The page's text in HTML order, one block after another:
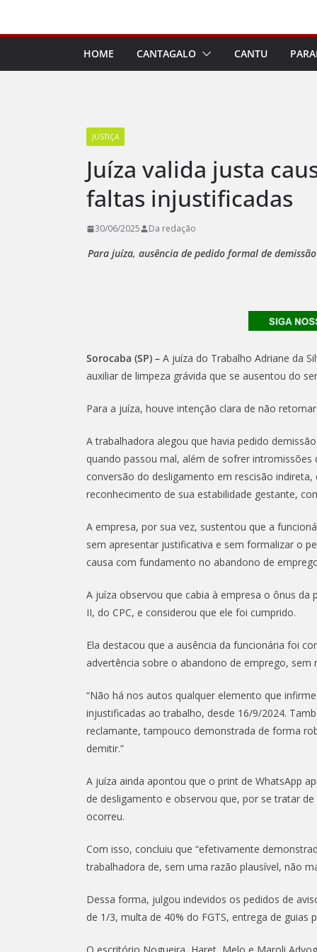
conteúdo
HOME CANTAGALO CANTU
JUSTIÇA
Juíza valida justa
faltas injustificadas
30/06/2025 Da redação
Para juíza, ausência de pedido formal de
Sorocaba (SP) – A juíza do Trabalho Adriane da
auxiliar de limpeza grávida que se ausentou do
Para a juíza, houve intenção clara de não
A trabalhadora alegou que havia pedido
quando passou mal, além de sofrer intromissões
conversão do desligamento em rescisão
reconhecimento de sua estabilidade gestante,
A empresa, por sua vez, sustentou que a
sem apresentar justificativa e sem formalizar o
causa com fundamento no abandono de
A juíza observou que cabia à empresa o ônus
II, do CPC, e considerou que ele foi cumprido.
Ela destacou que a ausência da funcionária foi
advertência sobre o abandono de emprego, sem
“Não há nos autos qualquer elemento que
injustificadas ao trabalho, desde 16/9/2024.
reclamante, tampouco demonstrada de forma
demitir.”
A juíza ainda apontou que o print de WhatsApp
de desligamento e observou que, por se tratar
ocorreu.
Com isso, concluiu que “efetivamente
trabalhadora de, sem uma razão plausível, não
Dessa forma, julgou indevidos os pedidos de
de 1/3, multa de 40% do FGTS, entrega de